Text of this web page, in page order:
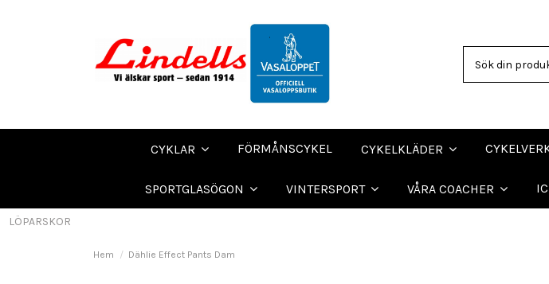
CYKLAR FÖRMÅNSCYKEL CYKELKLÄDER
SPORTGLASÖGON VINTERSPORT VÅRA COACHER
LÖPARSKOR
Hem Dählie Effect Pants Dam